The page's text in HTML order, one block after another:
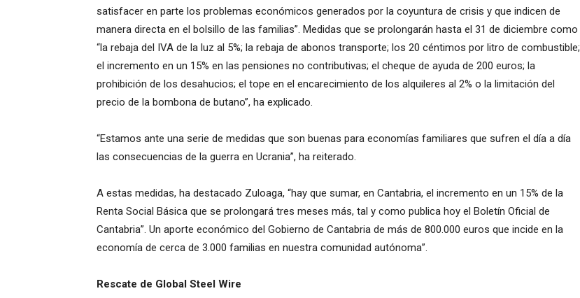
satisfacer en parte los problemas económicos generados por la coyuntura de crisis y que indicen de
manera directa en el bolsillo de las familias”. Medidas que se prolongarán hasta el 31 de diciembre como
“la rebaja del IVA de la luz al 5%; la rebaja de abonos transporte; los 20 céntimos por litro de combustible;
el incremento en un 15% en las pensiones no contributivas; el cheque de ayuda de 200 euros; la
prohibición de los desahucios; el tope en el encarecimiento de los alquileres al 2% o la limitación del
precio de la bombona de butano”, ha explicado.
“Estamos ante una serie de medidas que son buenas para economías familiares que sufren el día a día
las consecuencias de la guerra en Ucrania”, ha reiterado.
A estas medidas, ha destacado Zuloaga, “hay que sumar, en Cantabria, el incremento en un 15% de la
Renta Social Básica que se prolongará tres meses más, tal y como publica hoy el Boletín Oficial de
Cantabria”. Un aporte económico del Gobierno de Cantabria de más de 800.000 euros que incide en la
economía de cerca de 3.000 familias en nuestra comunidad autónoma”.
Rescate de Global Steel Wire